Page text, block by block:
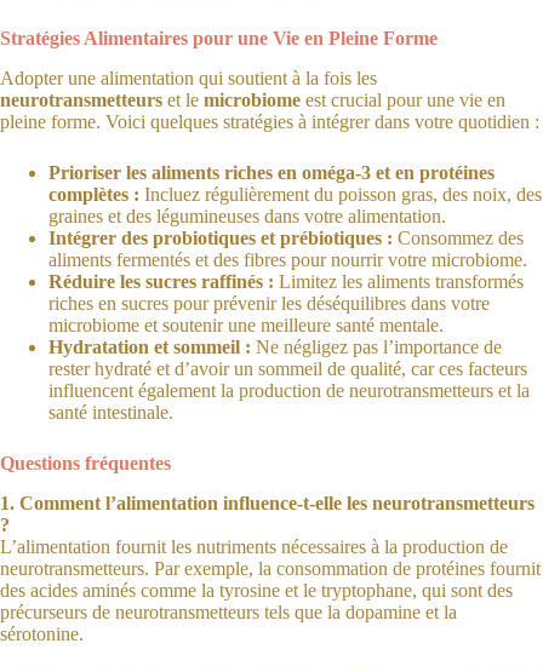
Stratégies Alimentaires pour une Vie en Pleine Forme
Adopter une alimentation qui soutient à la fois les
neurotransmetteurs et le microbiome est crucial pour une vie en
pleine forme. Voici quelques stratégies à intégrer dans votre quotidien :
Prioriser les aliments riches en oméga-3 et en protéines
complètes : Incluez régulièrement du poisson gras, des noix, des
graines et des légumineuses dans votre alimentation.
Intégrer des probiotiques et prébiotiques : Consommez des
aliments fermentés et des fibres pour nourrir votre microbiome.
Réduire les sucres raffinés : Limitez les aliments transformés
riches en sucres pour prévenir les déséquilibres dans votre
microbiome et soutenir une meilleure santé mentale.
Hydratation et sommeil : Ne négligez pas l’importance de
rester hydraté et d’avoir un sommeil de qualité, car ces facteurs
influencent également la production de neurotransmetteurs et la
santé intestinale.
Questions fréquentes
1. Comment l’alimentation influence-t-elle les neurotransmetteurs
?
L’alimentation fournit les nutriments nécessaires à la production de
neurotransmetteurs. Par exemple, la consommation de protéines fournit
des acides aminés comme la tyrosine et le tryptophane, qui sont des
précurseurs de neurotransmetteurs tels que la dopamine et la
sérotonine.